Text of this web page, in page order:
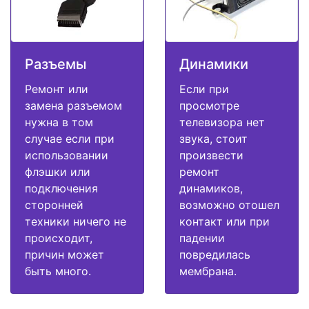
Разъемы
Ремонт или
замена разъемом
нужна в том
случае если при
использовании
флэшки или
подключения
сторонней
техники ничего не
происходит,
причин может
быть много.
Динамики
Если при
просмотре
телевизора нет
звука, стоит
произвести
ремонт
динамиков,
возможно отошел
контакт или при
падении
повредилась
мембрана.